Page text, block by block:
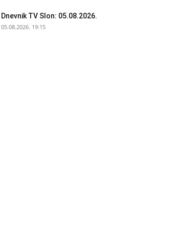
Dnevnik TV Slon: 05.08.2026.
05.08.2026. 19:15